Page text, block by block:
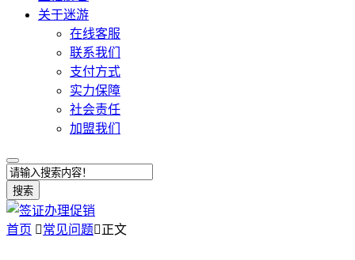
关于迷游
在线客服
联系我们
支付方式
实力保障
社会责任
加盟我们
搜索
首页 常见问题正文